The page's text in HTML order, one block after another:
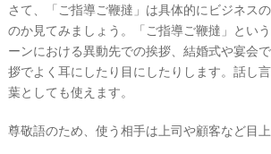
さて、「ご指導ご鞭撻」は具体的にビジネス
のか見てみましょう。「ご指導ご鞭撻」とい
ーンにおける異動先での挨拶、結婚式や宴会
拶でよく耳にしたり目にしたりします。話し
葉としても使えます。
尊敬語のため、使う相手は上司や顧客など目上